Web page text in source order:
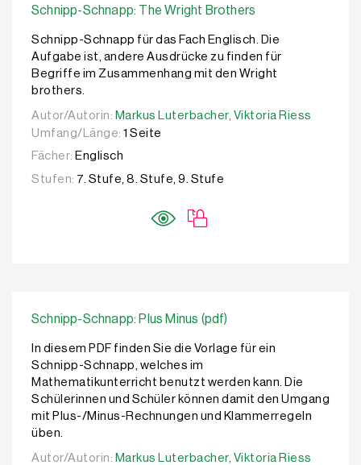
Schnipp-Schnapp: The Wright Brothers
Schnipp-Schnapp für das Fach Englisch. Die
Aufgabe ist, andere Ausdrücke zu finden für
Begriffe im Zusammenhang mit den Wright
brothers.
Autor/Autorin: Markus Luterbacher, Viktoria Riess
Autor/Autorin: Markus Luterbacher, Viktoria Riess
Umfang/Länge: 1 Seite
Fächer: Englisch
Stufen: 7. Stufe, 8. Stufe, 9. Stufe
Schnipp-Schnapp: Plus Minus (pdf)
In diesem PDF finden Sie die Vorlage für ein
Schnipp-Schnapp, welches im
Mathematikunterricht benutzt werden kann. Die
Schülerinnen und Schüler können damit den Umgang
mit Plus-/Minus-Rechnungen und Klammerregeln
üben.
Autor/Autorin: Markus Luterbacher, Viktoria Riess
Autor/Autorin: Markus Luterbacher, Viktoria Riess